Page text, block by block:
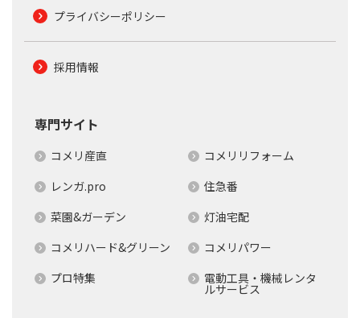
プライバシーポリシー
採用情報
専門サイト
コメリ産直
コメリリフォーム
レンガ.pro
住急番
菜園&ガーデン
灯油宅配
コメリハード&グリーン
コメリパワー
プロ特集
電動工具・機械レンタ
ルサービス